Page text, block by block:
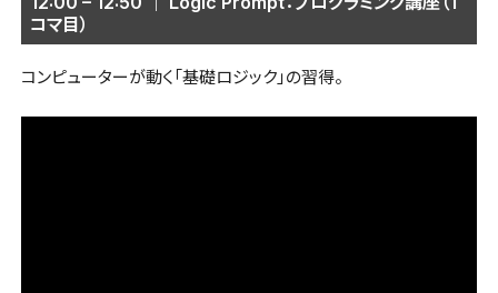
コマ目）
コンピューターが動く「基礎ロジック」の習得。